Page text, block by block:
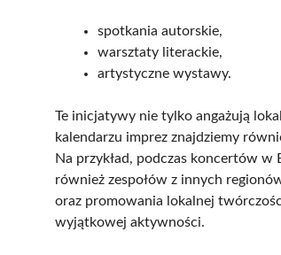
spotkania autorskie,
warsztaty literackie,
artystyczne wystawy.
Te inicjatywy nie tylko angażują
kalendarzu imprez znajdziemy
Na przykład, podczas koncertów
również zespołów z innych
oraz promowania lokalnej
wyjątkowej aktywności.